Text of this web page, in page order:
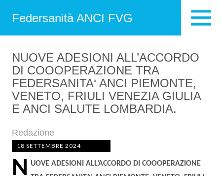
Federsanità ANCI FVG
NUOVE ADESIONI ALL’ACCORDO
DI COOOPERAZIONE TRA
FEDERSANITA‘ ANCI PIEMONTE,
VENETO, FRIULI VENEZIA GIULIA
E ANCI SALUTE LOMBARDIA.
Redazione
18 SETTEMBRE 2024
N UOVE ADESIONI ALL’ACCORDO DI COOOPERAZIONE